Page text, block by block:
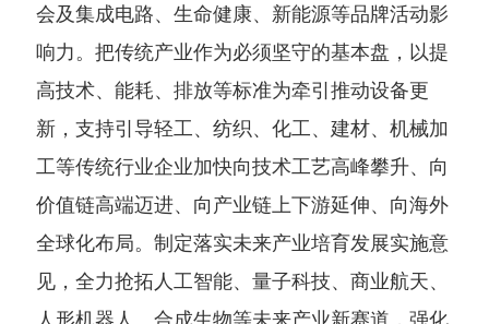
会及集成电路、生命健康、新能源等品牌活动影
响力。把传统产业作为必须坚守的基本盘，以提
高技术、能耗、排放等标准为牵引推动设备更
新，支持引导轻工、纺织、化工、建材、机械加
工等传统行业企业加快向技术工艺高峰攀升、向
价值链高端迈进、向产业链上下游延伸、向海外
全球化布局。制定落实未来产业培育发展实施意
见，全力抢拓人工智能、量子科技、商业航天、
人形机器人、合成生物等未来产业新赛道，强化